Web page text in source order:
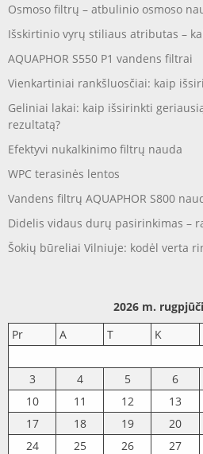
Osmoso filtrų – atbulinio osmoso
Išskirtinio vyrų stiliaus atributas –
AQUAPHOR S550 P1 vandens filtrai
Vienkartiniai rankšluosčiai: kaip
Geliniai lakai: kaip išsirinkti
rezultatą?
Efektyvi nukalkinimo filtrų nauda
WPC terasinės lentos
Vandens filtrų AQUAPHOR S800
Didelis vidaus durų pasirinkimas –
Šokių būreliai Vilniuje: kodėl verta
2026 m.
Pr
A T K
3
4 5 6
10
11 12 13
17
18 19 20
24
25 26 27